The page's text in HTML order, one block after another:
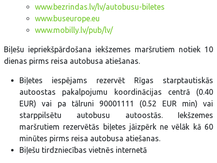
www.bezrindas.lv/lv/autobusu-biletes
www.buseurope.eu
www.mobilly.lv/pub/lv/
Biļešu iepriekšpārdošana iekšzemes maršrutiem notiek 10
dienas pirms reisa autobusa atiešanas.
Biļetes iespējams rezervēt Rīgas starptautiskās
autoostas pakalpojumu koordinācijas centrā (0.40
EUR) vai pa tālruni 90001111 (0.52 EUR min) vai
starppilsētu autobusu autoostās. Iekšzemes
maršrutiem rezervētās biļetes jāizpērk ne vēlāk kā 60
minūtes pirms reisa autobusa atiešanas.
Biļešu tirdzniecības vietnēs internetā